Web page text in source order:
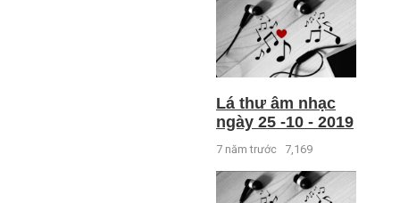
Lá thư âm nhạc
ngày 25 -10 - 2019
7 năm trước 7,169